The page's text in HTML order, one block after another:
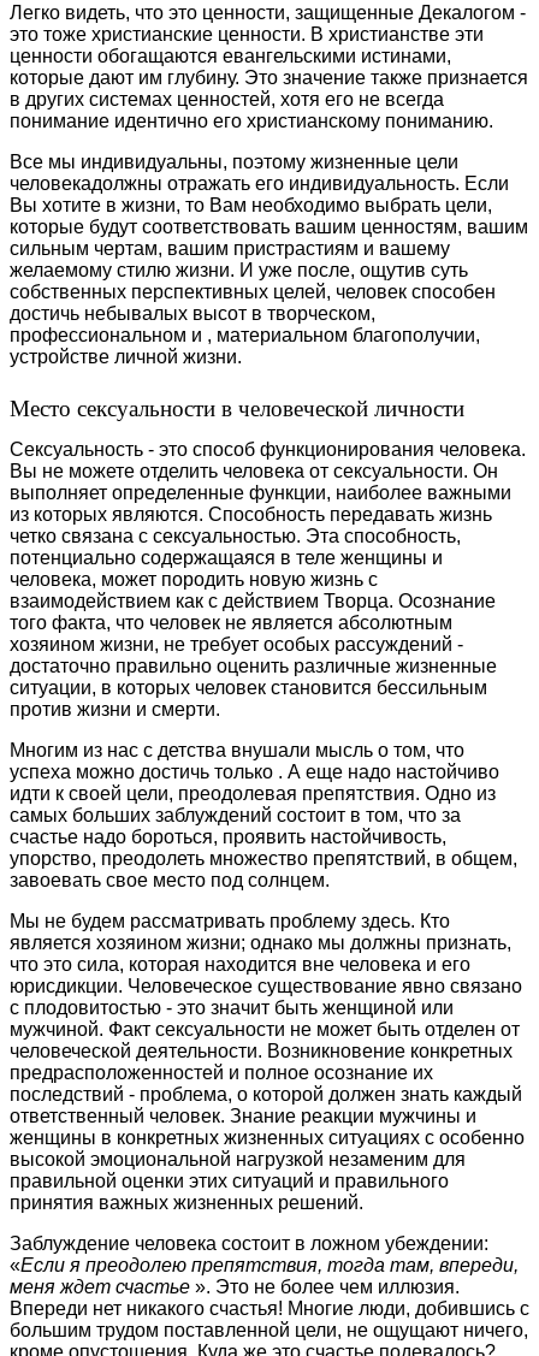
Легко видеть, что это ценности, защищенные Декалогом -
это тоже христианские ценности. В христианстве эти
ценности обогащаются евангельскими истинами,
которые дают им глубину. Это значение также признается
в других системах ценностей, хотя его не всегда
понимание идентично его христианскому пониманию.
Все мы индивидуальны, поэтому жизненные цели
человекадолжны отражать его индивидуальность. Если
Вы хотите в жизни, то Вам необходимо выбрать цели,
которые будут соответствовать вашим ценностям, вашим
сильным чертам, вашим пристрастиям и вашему
желаемому стилю жизни. И уже после, ощутив суть
собственных перспективных целей, человек способен
достичь небывалых высот в творческом,
профессиональном и , материальном благополучии,
устройстве личной жизни.
Место сексуальности в человеческой личности
Сексуальность - это способ функционирования человека.
Вы не можете отделить человека от сексуальности. Он
выполняет определенные функции, наиболее важными
из которых являются. Способность передавать жизнь
четко связана с сексуальностью. Эта способность,
потенциально содержащаяся в теле женщины и
человека, может породить новую жизнь с
взаимодействием как с действием Творца. Осознание
того факта, что человек не является абсолютным
хозяином жизни, не требует особых рассуждений -
достаточно правильно оценить различные жизненные
ситуации, в которых человек становится бессильным
против жизни и смерти.
Многим из нас с детства внушали мысль о том, что
успеха можно достичь только . А еще надо настойчиво
идти к своей цели, преодолевая препятствия. Одно из
самых больших заблуждений состоит в том, что за
счастье надо бороться, проявить настойчивость,
упорство, преодолеть множество препятствий, в общем,
завоевать свое место под солнцем.
Мы не будем рассматривать проблему здесь. Кто
является хозяином жизни; однако мы должны признать,
что это сила, которая находится вне человека и его
юрисдикции. Человеческое существование явно связано
с плодовитостью - это значит быть женщиной или
мужчиной. Факт сексуальности не может быть отделен от
человеческой деятельности. Возникновение конкретных
предрасположенностей и полное осознание их
последствий - проблема, о которой должен знать каждый
ответственный человек. Знание реакции мужчины и
женщины в конкретных жизненных ситуациях с особенно
высокой эмоциональной нагрузкой незаменим для
правильной оценки этих ситуаций и правильного
принятия важных жизненных решений.
Заблуждение человека состоит в ложном убеждении:
«Если я преодолею препятствия, тогда там, впереди,
меня ждет счастье ». Это не более чем иллюзия.
Впереди нет никакого счастья! Многие люди, добившись с
большим трудом поставленной цели, не ощущают ничего,
кроме опустошения. Куда же это счастье подевалось?